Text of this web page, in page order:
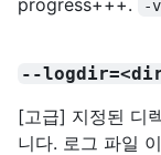
-v
--
[고급] 지정된 디
니다. 로그 파일